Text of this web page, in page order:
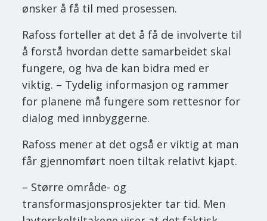
ønsker å få til med prosessen.
Rafoss forteller at det å få de involverte til
å forstå hvordan dette samarbeidet skal
fungere, og hva de kan bidra med er
viktig. – Tydelig informasjon og rammer
for planene må fungere som rettesnor for
dialog med innbyggerne.
Rafoss mener at det også er viktig at man
får gjennomført noen tiltak relativt kjapt.
– Større område- og
transformasjonsprosjekter tar tid. Men